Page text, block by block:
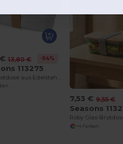
13,80 € -54%
113275
7,53 € 9,55 €
Seasons
+4 Farben